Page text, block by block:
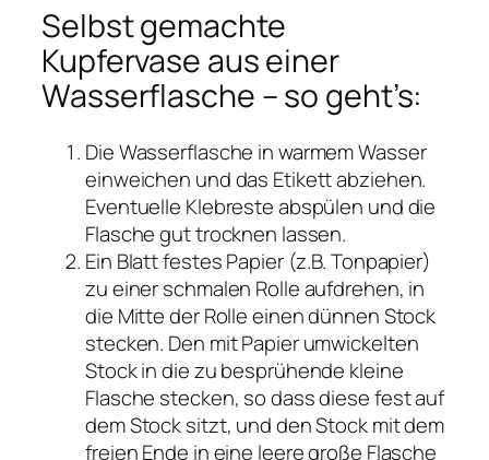
Selbst gemachte
Kupfervase aus einer
Wasserflasche – so geht’s:
Die Wasserflasche in warmem Wasser
einweichen und das Etikett abziehen.
Eventuelle Klebreste abspülen und die
Flasche gut trocknen lassen.
Ein Blatt festes Papier (z.B. Tonpapier)
zu einer schmalen Rolle aufdrehen, in
die Mitte der Rolle einen dünnen Stock
stecken. Den mit Papier umwickelten
Stock in die zu besprühende kleine
Flasche stecken, so dass diese fest auf
dem Stock sitzt, und den Stock mit dem
freien Ende in eine leere große Flasche